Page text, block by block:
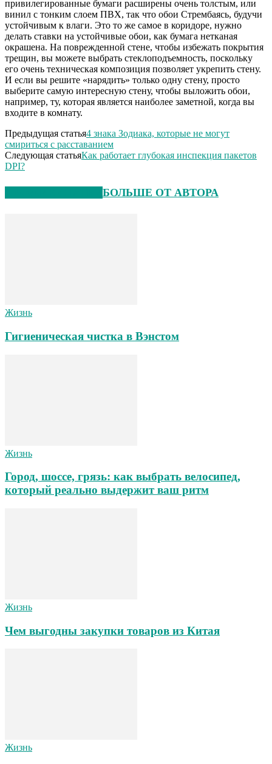
привилегированные бумаги расширены очень толстым, или
винил с тонким слоем ПВХ, так что обои Стрембаясь, будучи
устойчивым к влаги. Это то же самое в коридоре, нужно
делать ставки на устойчивые обои, как бумага нетканая
окрашена. На поврежденной стене, чтобы избежать покрытия
трещин, вы можете выбрать стеклоподъемность, поскольку
его очень техническая композиция позволяет укрепить стену.
И если вы решите «нарядить» только одну стену, просто
выберите самую интересную стену, чтобы выложить обои,
например, ту, которая является наиболее заметной, когда вы
входите в комнату.
Предыдущая статья4 знака Зодиака, которые не могут
смириться с расставанием
Следующая статьяКак работает глубокая инспекция пакетов
DPI?
БОЛЬШЕ ОТ АВТОРА
Жизнь
Гигиеническая чистка в Вэнстом
Жизнь
Город, шоссе, грязь: как выбрать велосипед,
который реально выдержит ваш ритм
Жизнь
Чем выгодны закупки товаров из Китая
Жизнь